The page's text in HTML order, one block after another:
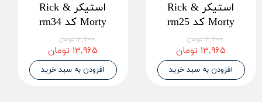
استیکر Rick &
Morty کد rm25
۱۴,۷۰۰ تومان
۱۳,۹۶۵ تومان
افزودن به سبد خرید
استیکر Rick &
Morty کد rm34
۱۴,۷۰۰ تومان
۱۳,۹۶۵ تومان
افزودن به سبد خرید